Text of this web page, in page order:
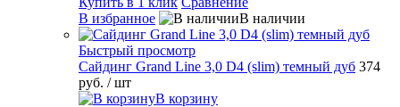
В избранное
В наличии
Быстрый просмотр
Сайдинг Grand Line 3,0 D4 (slim) темный дуб 374
руб. / шт
В корзину